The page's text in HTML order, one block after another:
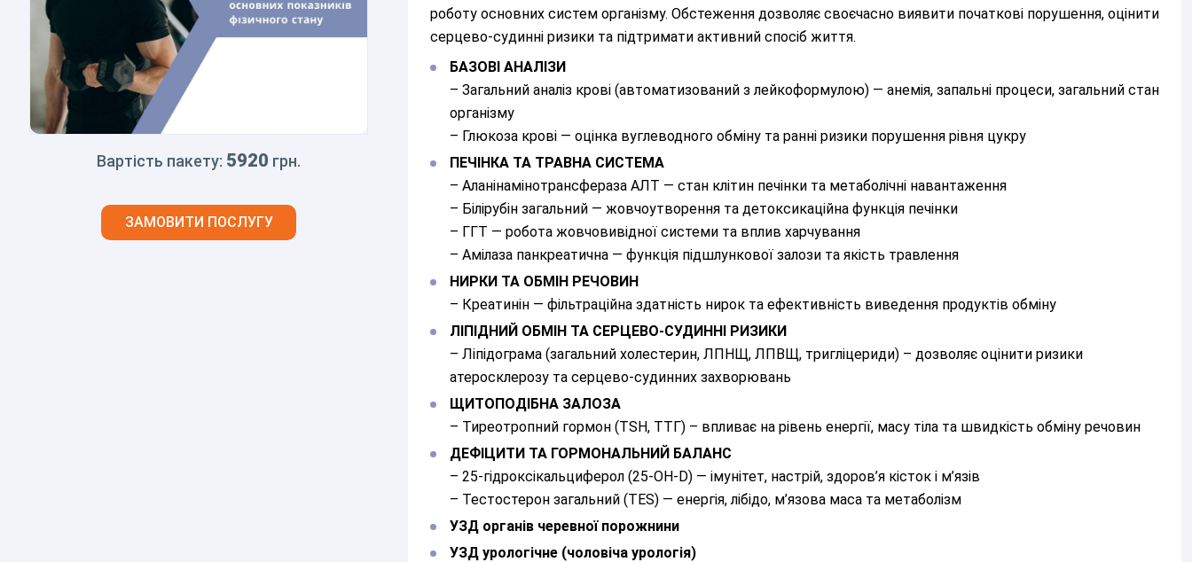
Вартість пакету: 5920 грн.
ЗАМОВИТИ ПОСЛУГУ
роботу основних систем організму. Обстеження дозволяє своєчасно виявити початкові порушення, оцінити
серцево-судинні ризики та підтримати активний спосіб життя.
БАЗОВІ АНАЛІЗИ
– Загальний аналіз крові (автоматизований з лейкоформулою) — анемія, запальні процеси, загальний стан
організму
– Глюкоза крові — оцінка вуглеводного обміну та ранні ризики порушення рівня цукру
ПЕЧІНКА ТА ТРАВНА СИСТЕМА
– Аланінамінотрансфераза АЛТ — стан клітин печінки та метаболічні навантаження
– Білірубін загальний — жовчоутворення та детоксикаційна функція печінки
– ГГТ — робота жовчовивідної системи та вплив харчування
– Амілаза панкреатична — функція підшлункової залози та якість травлення
НИРКИ ТА ОБМІН РЕЧОВИН
– Креатинін — фільтраційна здатність нирок та ефективність виведення продуктів обміну
ЛІПІДНИЙ ОБМІН ТА СЕРЦЕВО-СУДИННІ РИЗИКИ
– Ліпідограма (загальний холестерин, ЛПНЩ, ЛПВЩ, тригліцериди) – дозволяє оцінити ризики
атеросклерозу та серцево-судинних захворювань
ЩИТОПОДІБНА ЗАЛОЗА
– Тиреотропний гормон (TSH, ТТГ) – впливає на рівень енергії, масу тіла та швидкість обміну речовин
ДЕФІЦИТИ ТА ГОРМОНАЛЬНИЙ БАЛАНС
– 25-гідроксікальциферол (25-ОН-D) — імунітет, настрій, здоров’я кісток і м’язів
– Тестостерон загальний (TES) — енергія, лібідо, м’язова маса та метаболізм
УЗД органів черевної порожнини
УЗД урологічне (чоловіча урологія)